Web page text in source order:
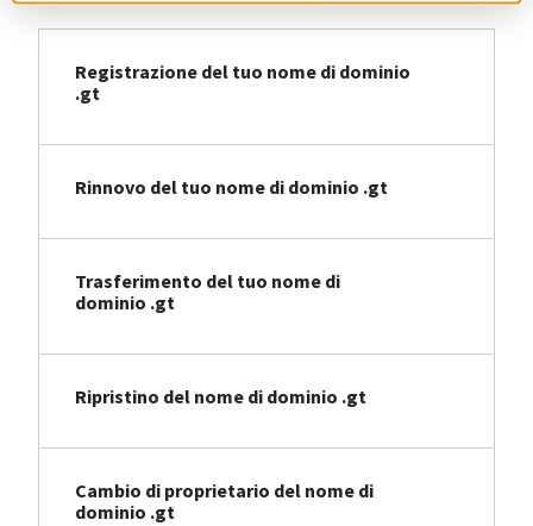
Registrazione del tuo nome di dominio
.gt
Rinnovo del tuo nome di dominio .gt
Trasferimento del tuo nome di
dominio .gt
Ripristino del nome di dominio .gt
Cambio di proprietario del nome di
dominio .gt